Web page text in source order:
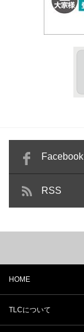
Facebook
RSS
HOME
TLCについて